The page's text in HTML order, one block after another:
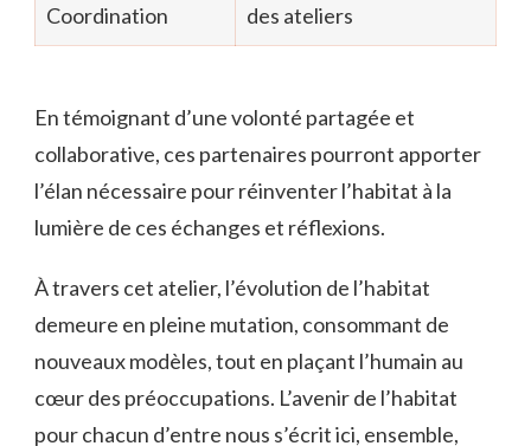
Coordination
des ateliers
En témoignant d’une volonté partagée et
collaborative, ces partenaires pourront apporter
l’élan nécessaire pour réinventer l’habitat à la
lumière de ces échanges et réflexions.
À travers cet atelier, l’évolution de l’habitat
demeure en pleine mutation, consommant de
nouveaux modèles, tout en plaçant l’humain au
cœur des préoccupations. L’avenir de l’habitat
pour chacun d’entre nous s’écrit ici, ensemble,